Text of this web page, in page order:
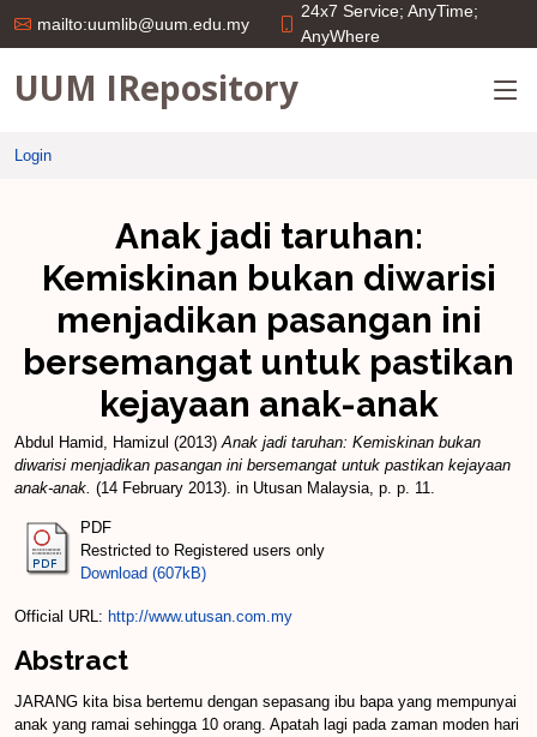
mailto:uumlib@uum.edu.my
24x7 Service; AnyTime;
AnyWhere
UUM IRepository
Login
Anak jadi taruhan:
Kemiskinan bukan diwarisi
menjadikan pasangan ini
bersemangat untuk pastikan
kejayaan anak-anak
Abdul Hamid, Hamizul (2013)Anak jadi taruhan: Kemiskinan bukan
diwarisi menjadikan pasangan ini bersemangat untuk pastikan kejayaan
anak-anak. (14 February 2013). in Utusan Malaysia, p. p. 11.
PDF
Restricted to Registered users only
Download (607kB)
Official URL: http://www.utusan.com.my
Abstract
JARANG kita bisa bertemu dengan sepasang ibu bapa yang mempunyai
anak yang ramai sehingga 10 orang. Apatah lagi pada zaman moden hari